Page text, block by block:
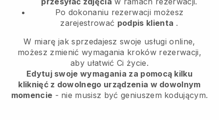
Po dokonaniu rezerwacji możesz
zarejestrować podpis klienta .
W miarę jak sprzedajesz swoje usługi online,
możesz zmienić wymagania kroków rezerwacji,
aby ułatwić Ci życie.
Edytuj swoje wymagania za pomocą kilku
kliknięć z dowolnego urządzenia w dowolnym
momencie - nie musisz być geniuszem kodującym.